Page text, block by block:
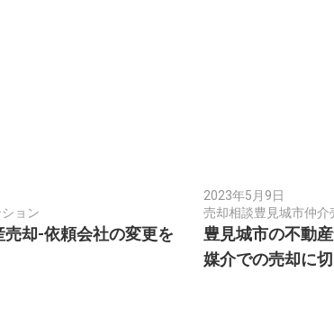
ョン
却-依頼会社の変更を
2023年5月9日
売却相談豊見城市仲介
豊見城市の不動
媒介での売却に切